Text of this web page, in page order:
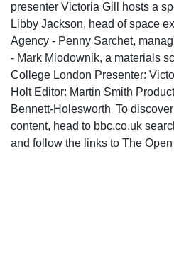
presenter Victoria Gill hosts a
Libby Jackson, head of space
Agency - Penny Sarchet,
- Mark Miodownik, a materials
College London Presenter:
Holt Editor: Martin Smith
Bennett-Holesworth To
content, head to bbc.co.uk
and follow the links to The